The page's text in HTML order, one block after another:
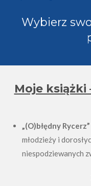
Wybierz
Moje książki
„(O)błędny Rycerz”
młodzieży i
niespodziewanych